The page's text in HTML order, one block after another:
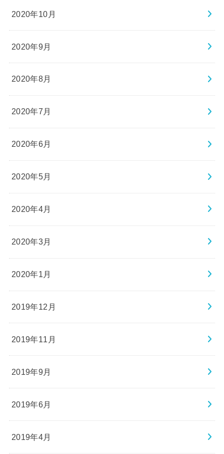
2020年10月
2020年9月
2020年8月
2020年7月
2020年6月
2020年5月
2020年4月
2020年3月
2020年1月
2019年12月
2019年11月
2019年9月
2019年6月
2019年4月